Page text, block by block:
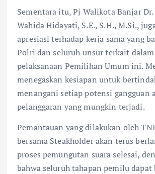
Sementara itu, Pj Walikota Banjar
Wahida Hidayati, S.E., S.H., M.Si.,
apresiasi terhadap kerja sama yang
Polri dan seluruh unsur terkait
pelaksanaan Pemilihan Umum ini.
menegaskan kesiapan untuk
menangani setiap potensi gangguan
pelanggaran yang mungkin terjadi.
Pemantauan yang dilakukan oleh
bersama Steakholder akan terus
proses pemungutan suara selesai,
bahwa seluruh tahapan pemilu dapat